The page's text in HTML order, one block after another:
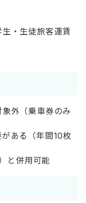
・生徒旅客運賃
外（乗車券のみ
ある（年間10枚
と併用可能